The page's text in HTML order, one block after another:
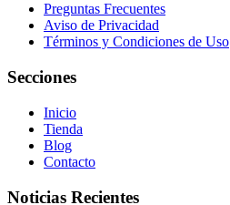
Preguntas Frecuentes
Aviso de Privacidad
Términos y Condiciones de Uso
Secciones
Inicio
Tienda
Blog
Contacto
Noticias Recientes